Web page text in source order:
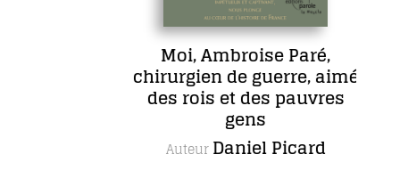
Moi, Ambroise Paré,
chirurgien de guerre, aimé
des rois et des pauvres
Daniel Picard